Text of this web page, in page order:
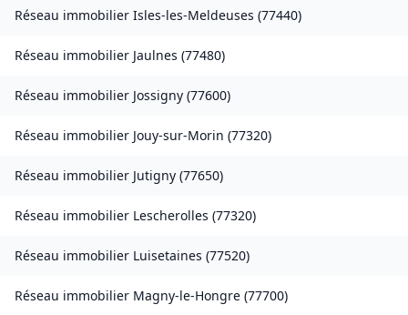
Réseau immobilier Isles-les-Meldeuses (77440)
Réseau immobilier Jaulnes (77480)
Réseau immobilier Jossigny (77600)
Réseau immobilier Jouy-sur-Morin (77320)
Réseau immobilier Jutigny (77650)
Réseau immobilier Lescherolles (77320)
Réseau immobilier Luisetaines (77520)
Réseau immobilier Magny-le-Hongre (77700)